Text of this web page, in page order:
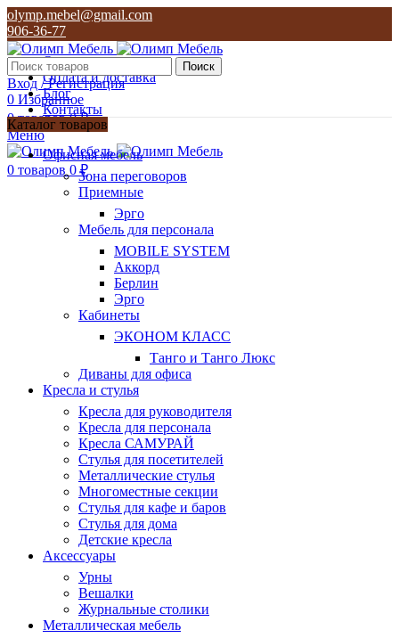
olymp.mebel@gmail.com
906-36-77
О нас
Оплата и доставка
Блог
Контакты
906-36-77
Поиск
Вход / Регистрация
0 Избранное
0товаров 0₽
Меню
0 товаров 0₽
Каталог товаров
Офисная мебель
Зона переговоров
Приемные
Эрго
Мебель для персонала
MOBILE SYSTEM
Аккорд
Берлин
Эрго
Кабинеты
ЭКОНОМ КЛАСС
Танго и Танго Люкс
Диваны для офиса
Кресла и стулья
Кресла для руководителя
Кресла для персонала
Кресла САМУРАЙ
Стулья для посетителей
Металлические стулья
Многоместные секции
Стулья для кафе и баров
Стулья для дома
Детские кресла
Аксессуары
Урны
Вешалки
Журнальные столики
Металлическая мебель